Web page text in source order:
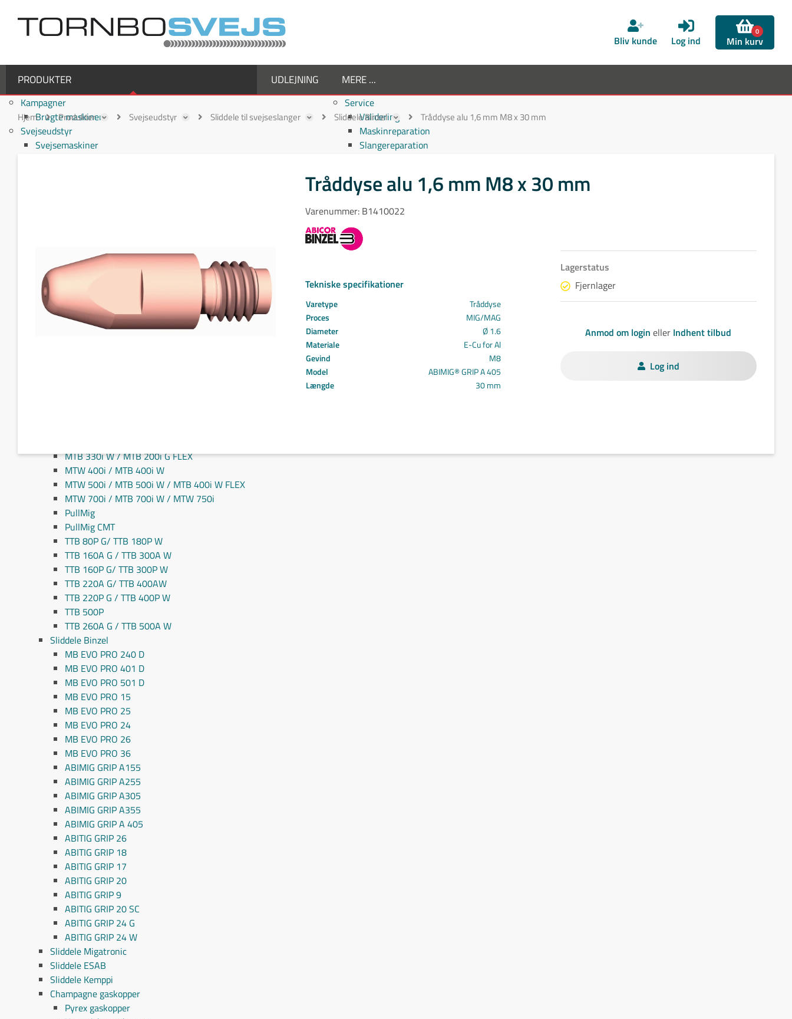
Bliv kunde Log ind
0
Min kurv
PRODUKTER
Kampagner
Brugte maskiner
Svejseudstyr
Svejsemaskiner
Fronius svejseslanger
Fronius MIG/MAG svejseslanger
Fronius TIG svejseslanger
Sliddele til svejseslanger
Sliddele Fronius
MTG 2100S
MTB 330i W / MTB 200i G FLEX
MTW 400i / MTB 400i W
MTW 500i / MTB 500i W / MTB 400i W FLEX
MTW 700i / MTB 700i W / MTW 750i
PullMig
PullMig CMT
TTB 80P G/ TTB 180P W
TTB 160A G / TTB 300A W
TTB 160P G/ TTB 300P W
TTB 220A G/ TTB 400AW
TTB 220P G / TTB 400P W
TTB 500P
TTB 260A G / TTB 500A W
Sliddele Binzel
MB EVO PRO 240 D
MB EVO PRO 401 D
MB EVO PRO 501 D
MB EVO PRO 15
MB EVO PRO 25
MB EVO PRO 24
MB EVO PRO 26
MB EVO PRO 36
ABIMIG GRIP A155
ABIMIG GRIP A255
ABIMIG GRIP A305
ABIMIG GRIP A355
ABIMIG GRIP A 405
ABITIG GRIP 26
ABITIG GRIP 18
ABITIG GRIP 17
ABITIG GRIP 20
ABITIG GRIP 9
ABITIG GRIP 20 SC
ABITIG GRIP 24 G
ABITIG GRIP 24 W
Sliddele Migatronic
Sliddele ESAB
Sliddele Kemppi
Champagne gaskopper
Pyrex gaskopper
UDLEJNING MERE ...
Service
Validering
Maskinreparation
Slangereparation
Virksomheden
Supplier
Job hos TornboSvejs
Kvalitetspolitik
ESG politik
Kom i mål med dit projekt
Hjem Produkter Svejseudstyr Sliddele til svejseslanger Sliddele Binzel Tråddyse alu 1,6 mm M8 x 30 mm
Tråddyse alu 1,6 mm M8 x 30 mm
Varenummer: B1410022
Tekniske specifikationer
Varetype
Tråddyse
Proces
MIG/MAG
Diameter
Ø 1.6
Materiale
E-Cu for Al
Gevind
M8
Model
ABIMIG® GRIP A 405
Længde
30 mm
Lagerstatus
Fjernlager
Anmod om login eller Indhent tilbud
Log ind